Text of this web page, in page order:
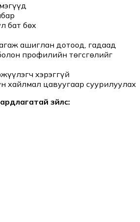
бат бөх
ашиглан дотоод, гадаад
профилийн төгсгөлийг
хэрэггүй
хайлмал цавуугаар суурилуулах
зүйлс: